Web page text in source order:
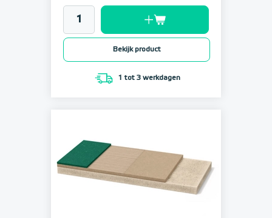
Bekijk product
1 tot 3 werkdagen